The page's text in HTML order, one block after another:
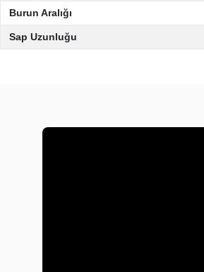
Burun Aralığı
Sap Uzunluğu